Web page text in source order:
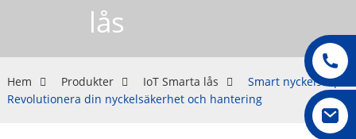
lås
Hem Produkter IoT Smarta lås
Smart nyckelskåp:
Revolutionera din nyckelsäkerhet och hantering